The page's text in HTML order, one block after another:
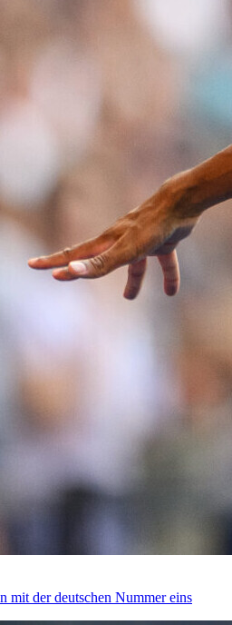
der deutschen Nummer eins